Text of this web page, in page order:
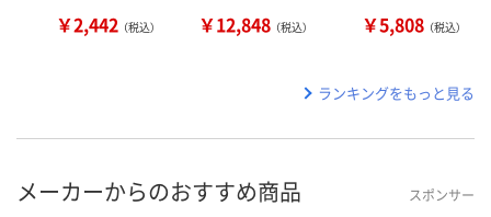
￥2,442 （税込） ￥12,848 （税込） ￥5,808 （税込）
ランキングをもっと見る
メーカーからのおすすめ商品 スポンサー